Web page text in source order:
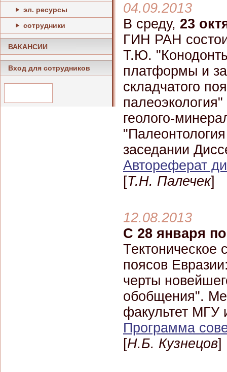
эл. ресурсы
сотрудники
ВАКАНСИИ
Вход для сотрудников
04.09.2013
В среду, 23
ГИН РАН
Т.Ю.
платформы и
складчатого
геолого-
заседании
Автореферат
[Т.Н. Палечек]
12.08.2013
С 28 января
Тектоническое
поясов
черты
обобщения".
факультет
Программа
[Н.Б. Кузнецов]